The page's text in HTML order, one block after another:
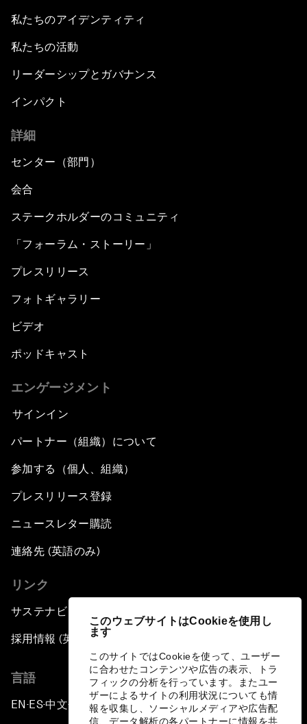
このウェブサイトはCookieを使用し
ます
このサイトではCookieを使って、ユーザー
に合わせたコンテンツや広告の表示、トラ
フィックの分析を行っています。またユー
ザーによるサイトの利用状況についても情
報を収集し、ソーシャルメディアや広告配
信、データ解析の各パートナーに情報を共
私たちのアイデンティティ
私たちの活動
リーダーシップとガバナンス
インパクト
詳細
センター（部門）
会合
ステークホルダーのコミュニティ
「フォーラム・ストーリー」
プレスリリース
フォトギャラリー
ビデオ
ポッドキャスト
エンゲージメント
サインイン
パートナー（組織）について
参加する（個人、組織）
プレスリリース登録
ニュースレター購読
連絡先 (英語のみ)
リンク
サステナビリティへの取り組み
採用情報 (英語のみ)
言語
EN ▪ ES▪中文▪ 日本語